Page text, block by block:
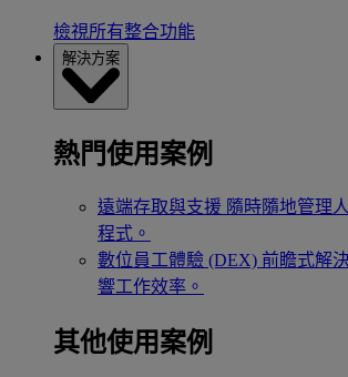
檢視所有整合功能
解決方案
熱門使用案例
遠端存取與支援 隨時隨地管理
程式。
數位員工體驗 (DEX) 前瞻式解
響工作效率。
其他使用案例